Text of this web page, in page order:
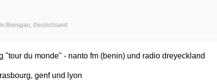
Breisgau Deutschland
"tour du monde" - nanto fm (benin) und radio dreyeckland
genf und lyon